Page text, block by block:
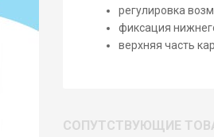
регулировка
фиксация
верхняя часть
СОПУТСТВУЮЩИЕ